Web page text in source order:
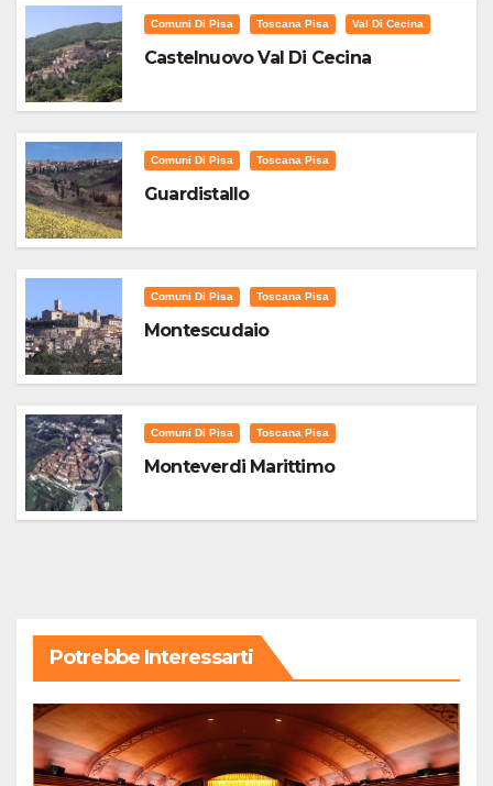
Comuni Di Pisa Toscana Pisa Val Di Cecina
Castelnuovo Val Di Cecina
Comuni Di Pisa Toscana Pisa
Guardistallo
Comuni Di Pisa Toscana Pisa
Montescudaio
Comuni Di Pisa Toscana Pisa
Monteverdi Marittimo
Potrebbe Interessarti